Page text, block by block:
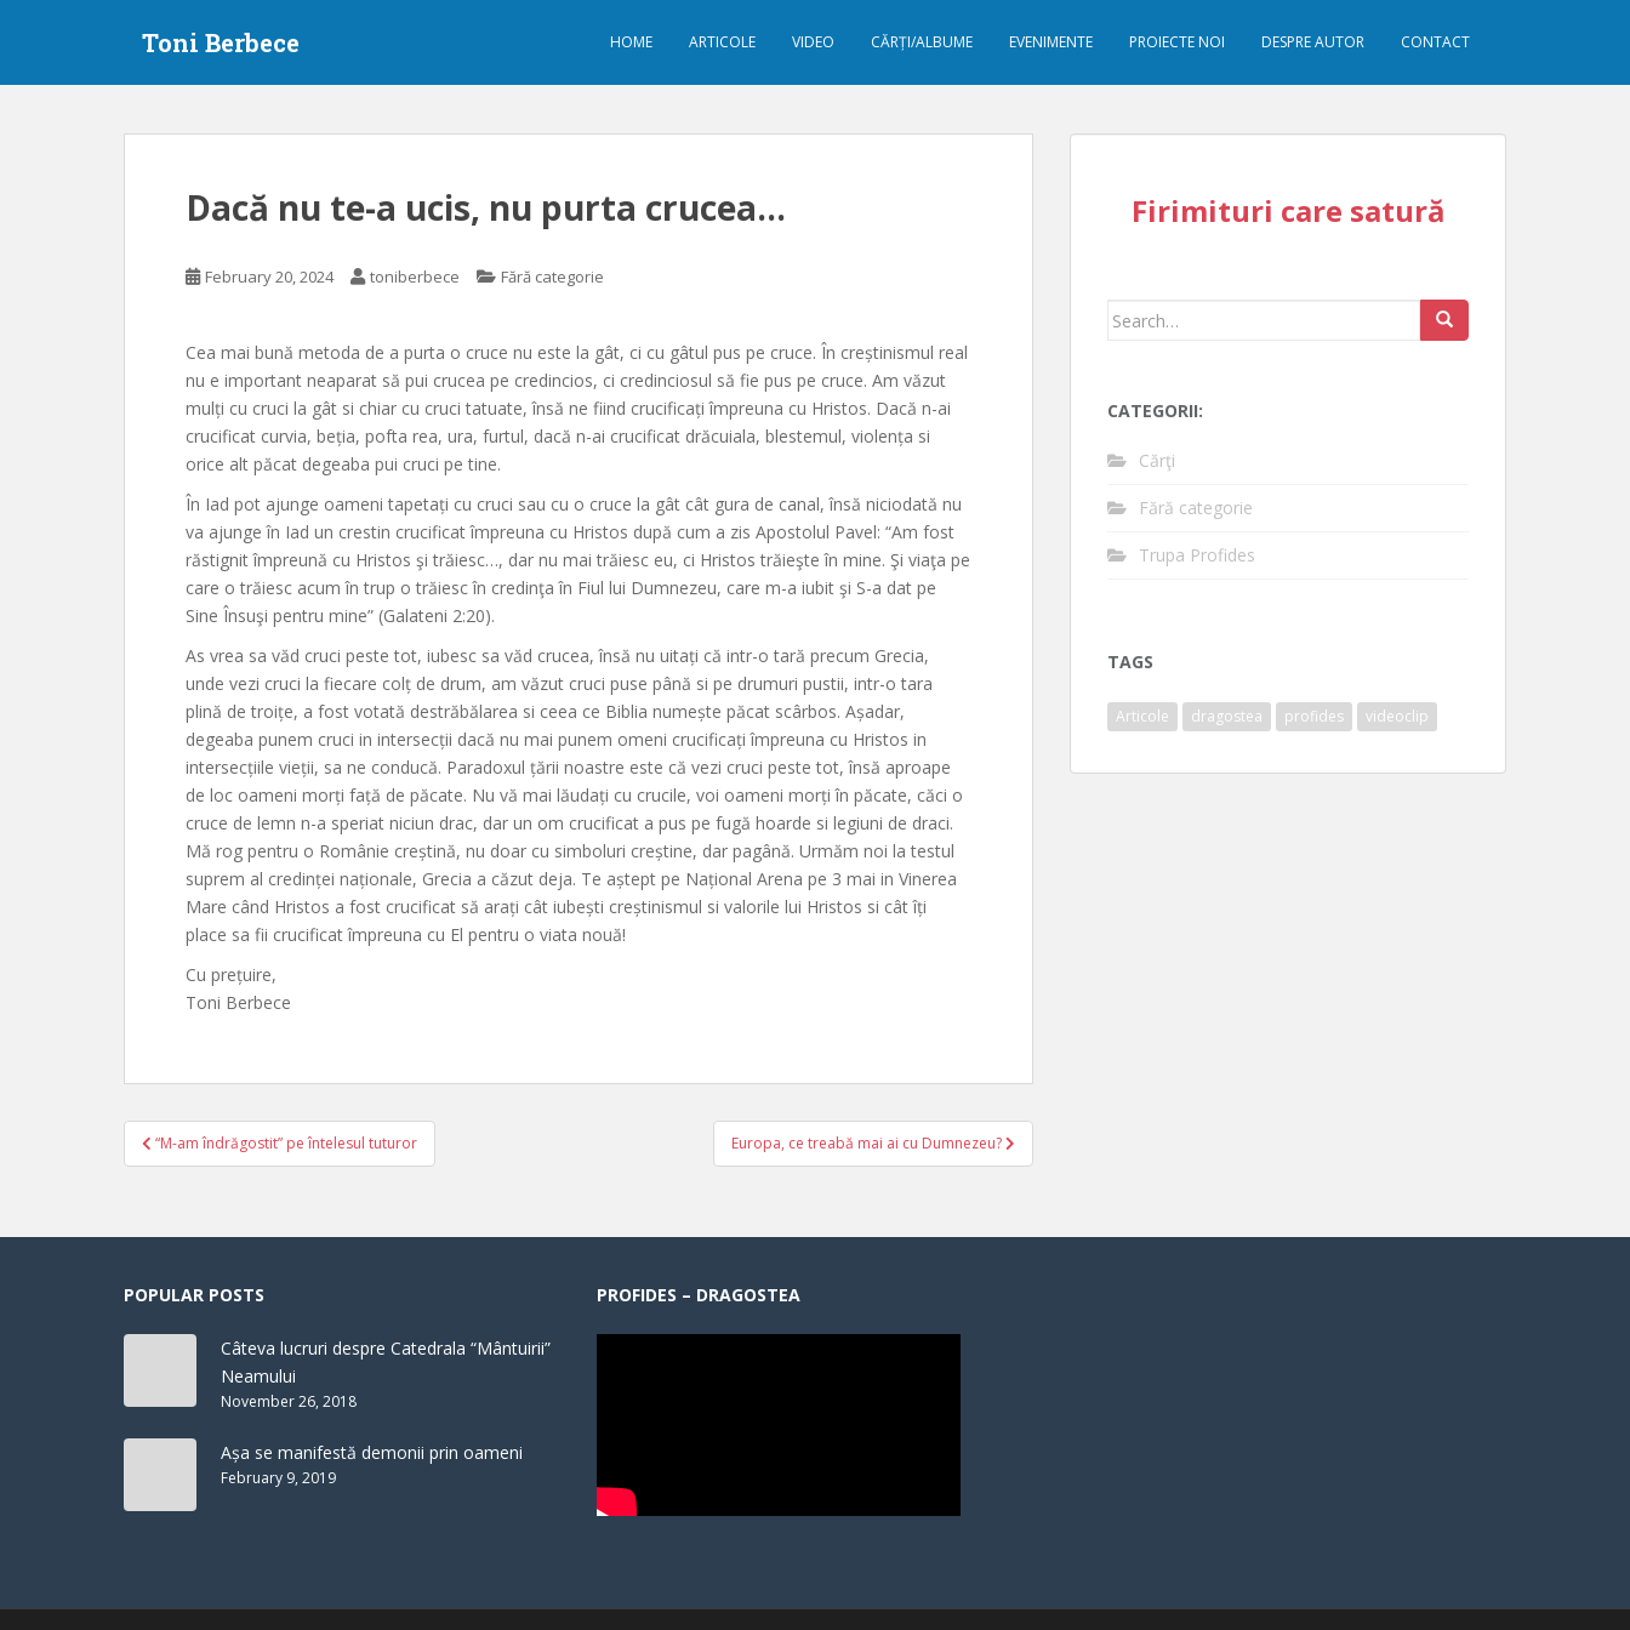
Toni Berbece HOME ARTICOLE VIDEO CĂRȚI/ALBUME EVENIMENTE PROIECTE NOI DESPRE AUTOR CONTACT
Dacă nu te-a ucis, nu purta crucea…
February 20, 2024 toniberbece Fără categorie
Cea mai bună metoda de a purta o cruce nu este la gât, ci cu gâtul pus pe cruce. În creștinismul real
nu e important neaparat să pui crucea pe credincios, ci credinciosul să fie pus pe cruce. Am văzut
mulți cu cruci la gât si chiar cu cruci tatuate, însă ne fiind crucificați împreuna cu Hristos. Dacă n-ai
crucificat curvia, beția, pofta rea, ura, furtul, dacă n-ai crucificat drăcuiala, blestemul, violența si
orice alt păcat degeaba pui cruci pe tine.
În Iad pot ajunge oameni tapetați cu cruci sau cu o cruce la gât cât gura de canal, însă niciodată nu
va ajunge în Iad un crestin crucificat împreuna cu Hristos după cum a zis Apostolul Pavel: “Am fost
răstignit împreună cu Hristos şi trăiesc…, dar nu mai trăiesc eu, ci Hristos trăieşte în mine. Şi viaţa pe
care o trăiesc acum în trup o trăiesc în credinţa în Fiul lui Dumnezeu, care m-a iubit şi S-a dat pe
Sine Însuşi pentru mine” (Galateni 2:20).
As vrea sa văd cruci peste tot, iubesc sa văd crucea, însă nu uitați că intr-o tară precum Grecia,
unde vezi cruci la fiecare colț de drum, am văzut cruci puse până si pe drumuri pustii, intr-o tara
plină de troițe, a fost votată destrăbălarea si ceea ce Biblia numește păcat scârbos. Așadar,
degeaba punem cruci in intersecții dacă nu mai punem omeni crucificați împreuna cu Hristos in
intersecțiile vieții, sa ne conducă. Paradoxul țării noastre este că vezi cruci peste tot, însă aproape
de loc oameni morți față de păcate. Nu vă mai lăudați cu crucile, voi oameni morți în păcate, căci o
cruce de lemn n-a speriat niciun drac, dar un om crucificat a pus pe fugă hoarde si legiuni de draci.
Mă rog pentru o Românie creștină, nu doar cu simboluri creștine, dar pagână. Urmăm noi la testul
suprem al credinței naționale, Grecia a căzut deja. Te aștept pe Național Arena pe 3 mai in Vinerea
Mare când Hristos a fost crucificat să arați cât iubești creștinismul si valorile lui Hristos si cât îți
place sa fii crucificat împreuna cu El pentru o viata nouă!
Cu prețuire,
Toni Berbece
Post
navigation
“M-am îndrăgostit” pe întelesul tuturor Europa, ce treabă mai ai cu Dumnezeu?
Firimituri care satură
Search
CATEGORII:
Cărţi
Fără categorie
Trupa Profides
TAGS
Articole dragostea profides videoclip
POPULAR POSTS
Câteva lucruri despre Catedrala “Mântuirii”
Neamului
November 26, 2018
Așa se manifestă demonii prin oameni
February 9, 2019
PROFIDES – DRAGOSTEA